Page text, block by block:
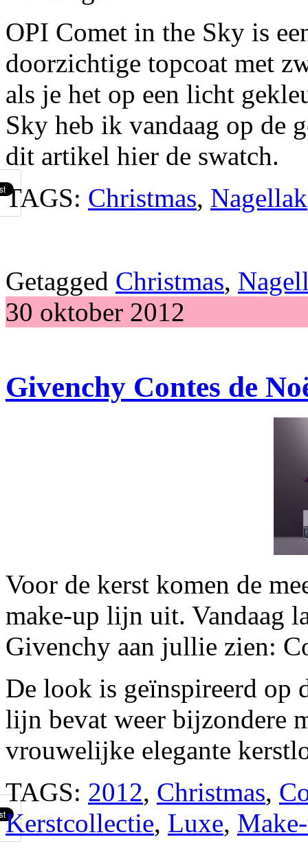
OPI Comet in the Sky is
doorzichtige topcoat met
als je het op een licht
Sky heb ik vandaag op de
dit artikel hier de swatch.
TAGS: Christmas, Nagellak
Getagged Christmas,
30 oktober 2012
Givenchy Contes de
Voor de kerst komen de
make-up lijn uit. Vandaag
Givenchy aan jullie zien:
De look is geïnspireerd op
lijn bevat weer bijzondere
vrouwelijke elegante
TAGS: 2012, Christmas,
Kerstcollectie, Luxe,